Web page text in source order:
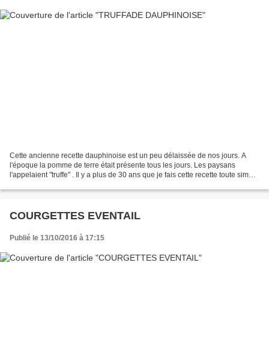
Cette ancienne recette dauphinoise est un peu délaissée de nos jours. A
l'époque la pomme de terre était présente tous les jours. Les paysans
l'appelaient "truffe" . Il y a plus de 30 ans que je fais cette recette toute simple
COURGETTES EVENTAIL
Publié le 13/10/2016 à 17:15